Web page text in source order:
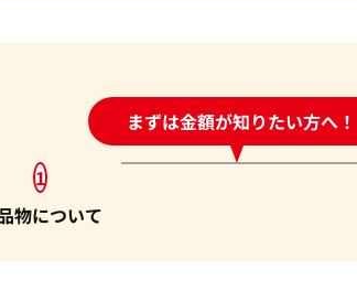
まずは金額が知りたい方へ！
24時間受付中!問い合わせフォ
1
物について